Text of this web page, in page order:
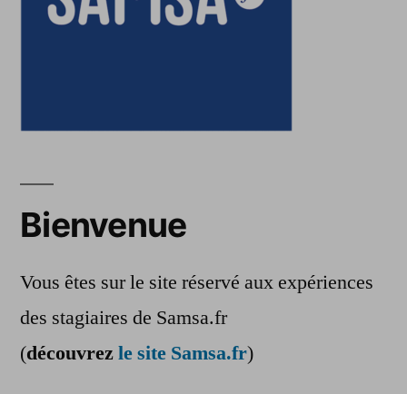
Bienvenue
Vous êtes sur le site réservé aux expériences
des stagiaires de Samsa.fr
(découvrezle site Samsa.fr)